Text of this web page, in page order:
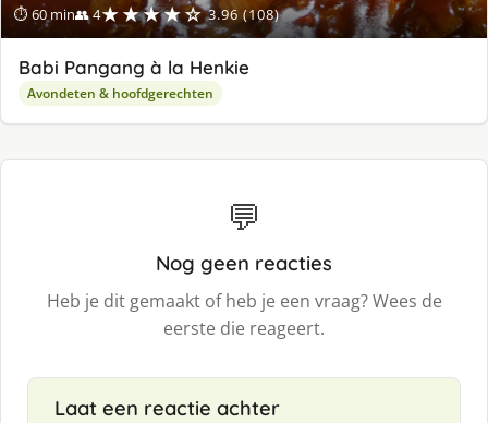
⏱ 60 min👥 4★★★★☆ 3.96 (108)
Babi Pangang à la Henkie
Avondeten & hoofdgerechten
💬
Nog geen reacties
Heb je dit gemaakt of heb je een vraag? Wees de
eerste die reageert.
Laat een reactie achter